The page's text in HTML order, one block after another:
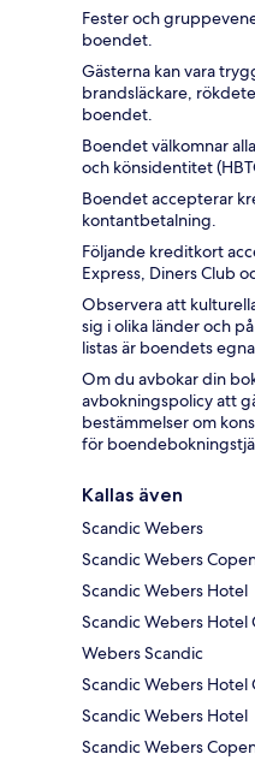
Fester och
boendet.
Gästerna kan vara
brandsläckare,
boendet.
Boendet välkomnar
och könsidentitet
Boendet accepterar
kontantbetalning.
Följande kreditkort
Express, Diners Club
Observera att
sig i olika länder och
listas är boendets
Om du avbokar din
avbokningspolicy att
bestämmelser om
för
Kallas även
Scandic Webers
Scandic Webers
Scandic Webers Hotel
Scandic Webers Hotel
Webers Scandic
Scandic Webers Hotel
Scandic Webers Hotel
Scandic Webers